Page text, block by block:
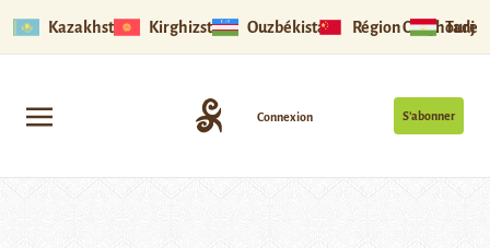
Kazakhstan Kirghizstan Ouzbékistan Région Ouïghoure
S’abonner
Connexion